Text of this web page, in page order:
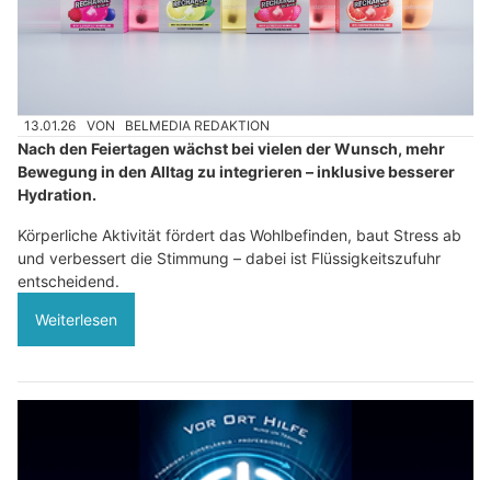
13.01.26 VON BELMEDIA REDAKTION
Nach den Feiertagen wächst bei vielen der Wunsch, mehr
Bewegung in den Alltag zu integrieren – inklusive besserer
Hydration.
Körperliche Aktivität fördert das Wohlbefinden, baut Stress ab
und verbessert die Stimmung – dabei ist Flüssigkeitszufuhr
entscheidend.
Weiterlesen